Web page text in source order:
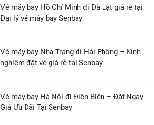
Vé máy bay Hồ Chí Minh đi Đà Lạt giá rẻ tại
Đại lý vé máy bay Senbay
Vé máy bay Nha Trang đi Hải Phòng – Kinh
nghiệm đặt vé giá rẻ tại Senbay
Vé máy bay Hà Nội đi Điện Biên – Đặt Ngay
Giá Ưu Đãi Tại Senbay